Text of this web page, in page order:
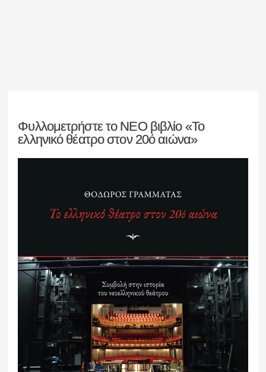
Φυλλομετρήστε το ΝΕΟ βιβλίο «Το
ελληνικό θέατρο στον 20ό αιώνα»